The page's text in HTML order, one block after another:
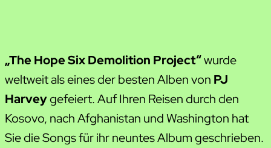
„The Hope Six Demolition Project“wurde
weltweit als eines der besten Alben von PJ
Harveygefeiert. Auf Ihren Reisen durch den
Kosovo, nach Afghanistan und Washington hat
Sie die Songs für ihr neuntes Album geschrieben.